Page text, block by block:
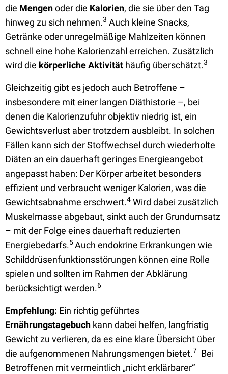
die Mengenoder die Kalorien, die sie über den Tag
hinweg zu sich nehmen.3 Auch kleine Snacks,
Getränke oder unregelmäßige Mahlzeiten können
schnell eine hohe Kalorienzahl erreichen. Zusätzlich
wird die körperliche Aktivität häufig überschätzt.3
Gleichzeitig gibt es jedoch auch Betroffene –
insbesondere mit einer langen Diäthistorie –, bei
denen die Kalorienzufuhr objektiv niedrig ist, ein
Gewichtsverlust aber trotzdem ausbleibt. In solchen
Fällen kann sich der Stoffwechsel durch wiederholte
Diäten an ein dauerhaft geringes Energieangebot
angepasst haben: Der Körper arbeitet besonders
effizient und verbraucht weniger Kalorien, was die
Gewichtsabnahme erschwert.4 Wird dabei zusätzlich
Muskelmasse abgebaut, sinkt auch der Grundumsatz
– mit der Folge eines dauerhaft reduzierten
Energiebedarfs.5Auch endokrine Erkrankungen wie
Schilddrüsenfunktionsstörungen können eine Rolle
spielen und sollten im Rahmen der Abklärung
berücksichtigt werden.6
Empfehlung: Ein richtig geführtes
Ernährungstagebuch kann dabei helfen, langfristig
Gewicht zu verlieren, da es eine klare Übersicht über
die aufgenommenen Nahrungsmengen bietet.7 Bei
Betroffenen mit vermeintlich „nicht erklärbarer“